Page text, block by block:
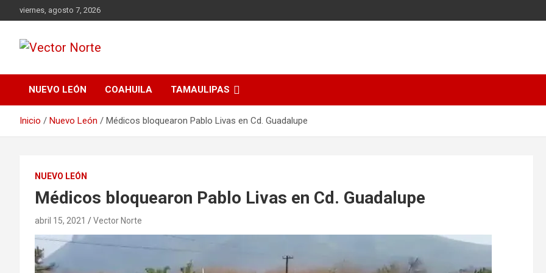
al
viernes, agosto 7, 2026
Vector Norte
NUEVO LEÓN COAHUILA TAMAULIPAS
Inicio Nuevo León Médicos bloquearon Pablo Livas en Cd. Guadalupe
NUEVO LEÓN
Médicos bloquearon Pablo Livas en Cd. Guadalupe
abril 15, 2021 Vector Norte